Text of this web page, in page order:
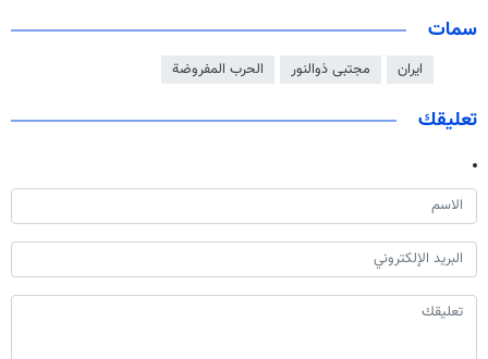
سمات
ايران مجتبى ذوالنور الحرب المفروضة
تعليقك